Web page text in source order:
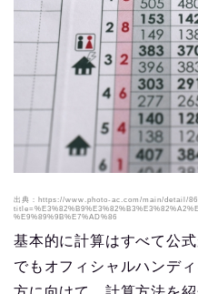
出典：https://www.photo-ac.com/main/detail/
%E9%89%9B%E7%AD%86
基本的に計算はすべて公
でもオフィシャルハンデ